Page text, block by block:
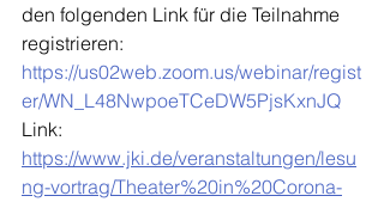
den folgenden Link für die Teilnahme
registrieren:
https://us02web.zoom.us/webinar/regist
er/WN_L48NwpoeTCeDW5PjsKxnJQ
Link:
https://www.jki.de/veranstaltungen/lesu
ng-vortrag/Theater%20in%20Corona-